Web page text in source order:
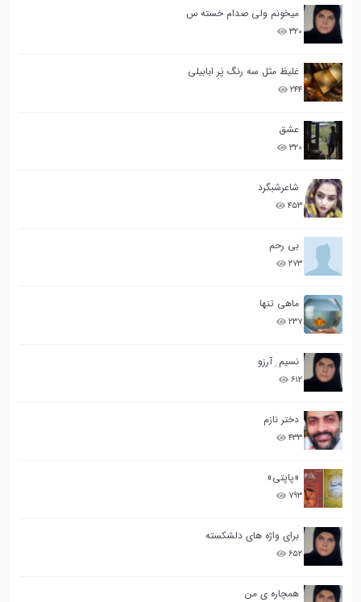
میخونم ولی صدام خسته س
۳۲۰
غلیظ مثل سه رنگ پَرِ ابابیلی
۲۴۴
عشق
۳۲۰
شاعرشبگرد
۴۵۳
بی رحم
۲۷۳
ماهی تنها
۲۳۷
نسیم ِ آرزو
۶۱۲
دختر نازم
۴۳۳
«پاپتی»
۷۹۳
برای واژه های دلشکسته
۶۵۲
همچاره ی من